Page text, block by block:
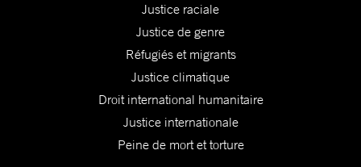
Justice raciale
Justice de genre
Réfugiés et migrants
Justice climatique
Droit international humanitaire
Justice internationale
Peine de mort et torture